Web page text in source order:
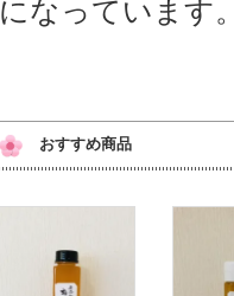
になっています
おすすめ商品